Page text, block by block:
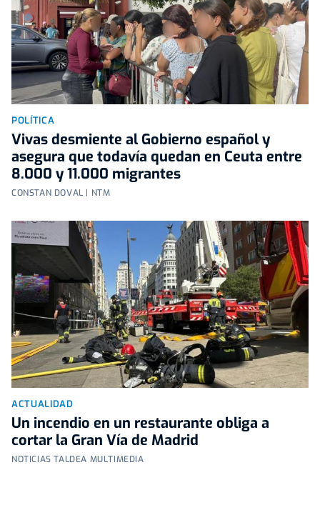
POLÍTICA
Vivas desmiente al Gobierno español y
asegura que todavía quedan en Ceuta entre
8.000 y 11.000 migrantes
CONSTAN DOVAL | NTM
ACTUALIDAD
Un incendio en un restaurante obliga a
cortar la Gran Vía de Madrid
NOTICIAS TALDEA MULTIMEDIA